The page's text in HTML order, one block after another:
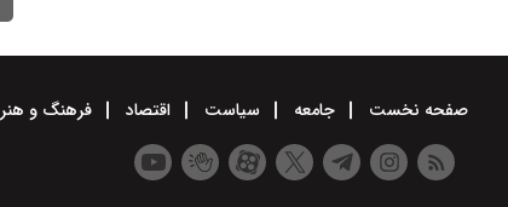
صفحه نخست جامعه سیاست اقتصاد فرهنگ و هنر